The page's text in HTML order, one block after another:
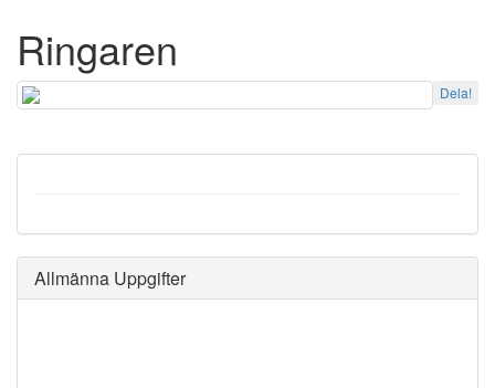
Ringaren
Dela!
Allmänna Uppgifter